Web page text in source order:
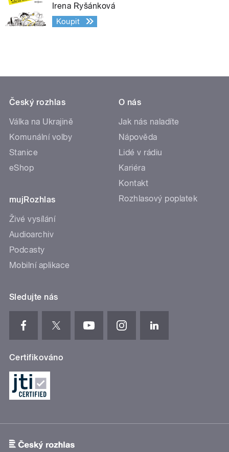
Irena Ryšánková
Koupit
Český rozhlas
Válka na Ukrajině
Komunální volby
Stanice
eShop
mujRozhlas
Živé vysílání
Audioarchiv
Podcasty
Mobilní aplikace
O nás
Jak nás naladíte
Nápověda
Lidé v rádiu
Kariéra
Kontakt
Rozhlasový poplatek
Sledujte nás
Certifikováno